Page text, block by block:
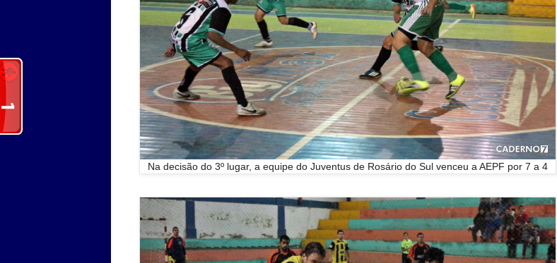
Na decisão do 3º lugar, a equipe do Juventus de Rosário do Sul venceu a AEPF por 7 a 4